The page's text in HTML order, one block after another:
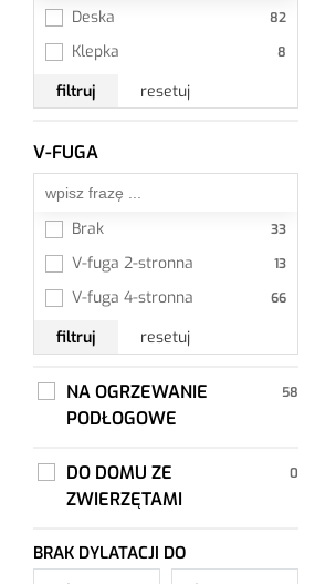
Deska
Klepka
filtruj
resetuj
V-FUGA
Brak
V-fuga 2-stronna
V-fuga 4-stronna
filtruj
resetuj
NA OGRZEWANIE
PODŁOGOWE
DO DOMU ZE
ZWIERZĘTAMI
BRAK DYLATACJI DO